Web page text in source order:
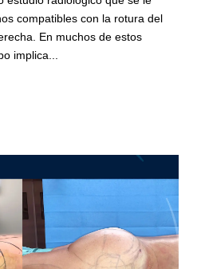
compatibles con la rotura del
En muchos de estos
implica...